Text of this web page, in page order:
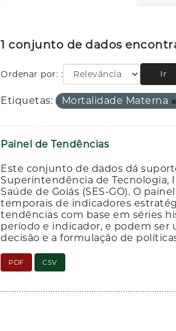
1 conjunto de dados
Ordenar por: Ir
Etiquetas: Mortalidade Materna
Painel de Tendências
Este conjunto de dados dá
Superintendência de Tecnologia,
Saúde de Goiás (SES-GO). O
temporais de indicadores
tendências com base em séries
período e indicador, e podem ser
decisão e a formulação de
PDF CSV